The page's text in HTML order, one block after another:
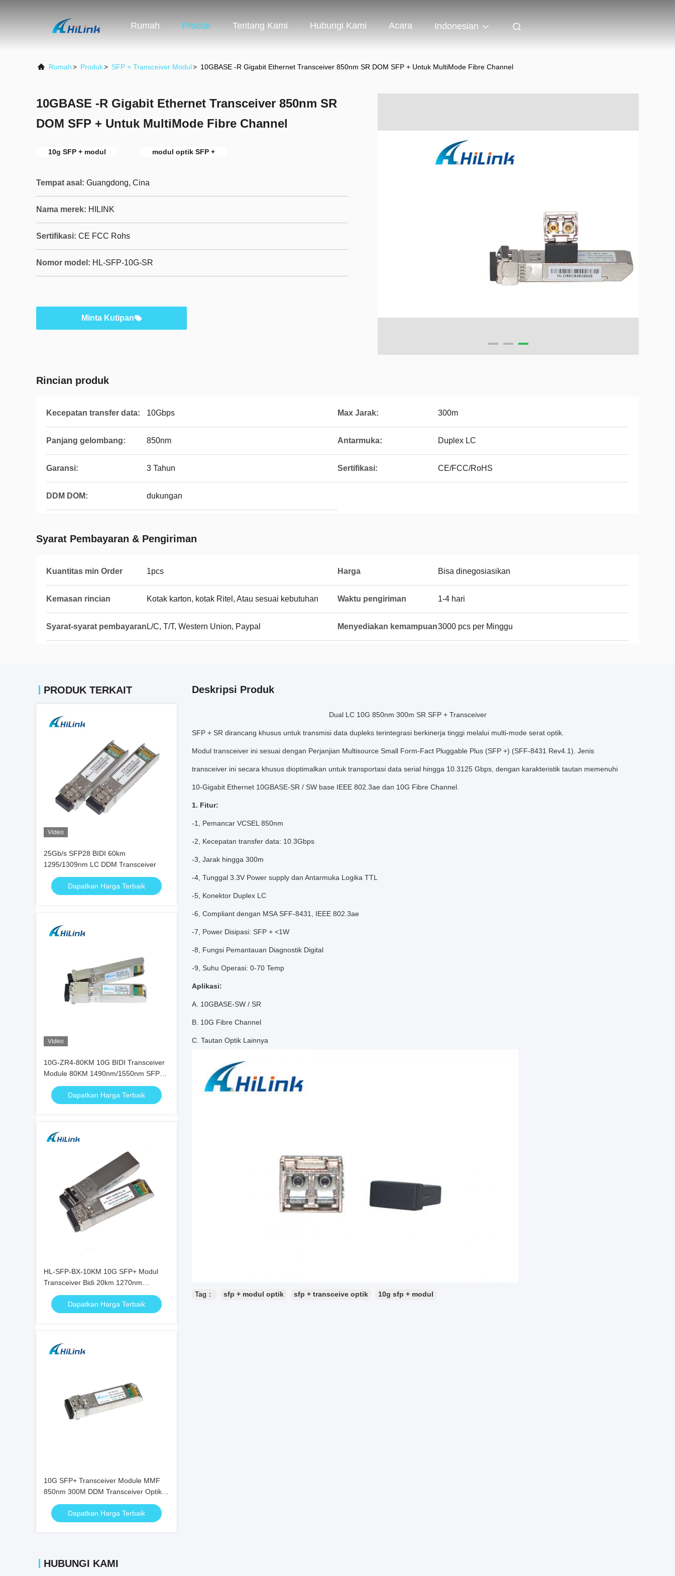
Rumah Produk Tentang Kami Hubungi Kami Acara Indonesian
Rumah> Produk> SFP + Transceiver Modul> 10GBASE -R Gigabit Ethernet Transceiver 850nm SR DOM SFP + Untuk MultiMode Fibre Channel
10GBASE -R Gigabit Ethernet Transceiver 850nm SR
DOM SFP + Untuk MultiMode Fibre Channel
10g SFP + modul modul optik SFP +
Tempat asal: Guangdong, Cina
Nama merek: HILINK
Sertifikasi: CE FCC Rohs
Nomor model: HL-SFP-10G-SR
Minta Kutipan
Rincian produk
Kecepatan transfer data: 10Gbps Max Jarak: 300m
Panjang gelombang: 850nm Antarmuka: Duplex LC
Garansi: 3 Tahun Sertifikasi: CE/FCC/RoHS
DDM DOM: dukungan
Syarat Pembayaran & Pengiriman
Kuantitas min Order 1pcs Harga Bisa dinegosiasikan
Kemasan rincian Kotak karton, kotak Ritel, Atau sesuai kebutuhan Waktu pengiriman 1-4 hari
Syarat-syarat pembayaran L/C, T/T, Western Union, Paypal Menyediakan kemampuan3000 pcs per Minggu
PRODUK TERKAIT
Video
25Gb/s SFP28 BIDI 60km
1295/1309nm LC DDM Transceiver
Dapatkan Harga Terbaik
Video
10G-ZR4-80KM 10G BIDI Transceiver
Module 80KM 1490nm/1550nm SFP+
STM-64 WDM 8SFP+ SMF
Dapatkan Harga Terbaik
HL-SFP-BX-10KM 10G SFP+ Modul
Transceiver Bidi 20km 1270nm
1330nm LC Connector RoHS
Dapatkan Harga Terbaik
10G SFP+ Transceiver Module MMF
850nm 300M DDM Transceiver Optik
SFP-10G-SR
Dapatkan Harga Terbaik
HUBUNGI KAMI
Deskripsi Produk
Dual LC 10G 850nm 300m SR SFP + Transceiver
SFP + SR dirancang khusus untuk transmisi data dupleks terintegrasi berkinerja tinggi melalui multi-mode serat optik.
Modul transceiver ini sesuai dengan Perjanjian Multisource Small Form-Fact Pluggable Plus (SFP +) (SFF-8431 Rev4.1). Jenis
transceiver ini secara khusus dioptimalkan untuk transportasi data serial hingga 10.3125 Gbps, dengan karakteristik tautan memenuhi
10-Gigabit Ethernet 10GBASE-SR / SW base IEEE 802.3ae dan 10G Fibre Channel.
1. Fitur:
-1, Pemancar VCSEL 850nm
-2, Kecepatan transfer data: 10.3Gbps
-3, Jarak hingga 300m
-4, Tunggal 3.3V Power supply dan Antarmuka Logika TTL
-5, Konektor Duplex LC
-6, Compliant dengan MSA SFF-8431, IEEE 802.3ae
-7, Power Disipasi: SFP + <1W
-8, Fungsi Pemantauan Diagnostik Digital
-9, Suhu Operasi: 0-70 Temp
Aplikasi:
A. 10GBASE-SW / SR
B. 10G Fibre Channel
C. Tautan Optik Lainnya
Tag： sfp + modul optik sfp + transceive optik 10g sfp + modul